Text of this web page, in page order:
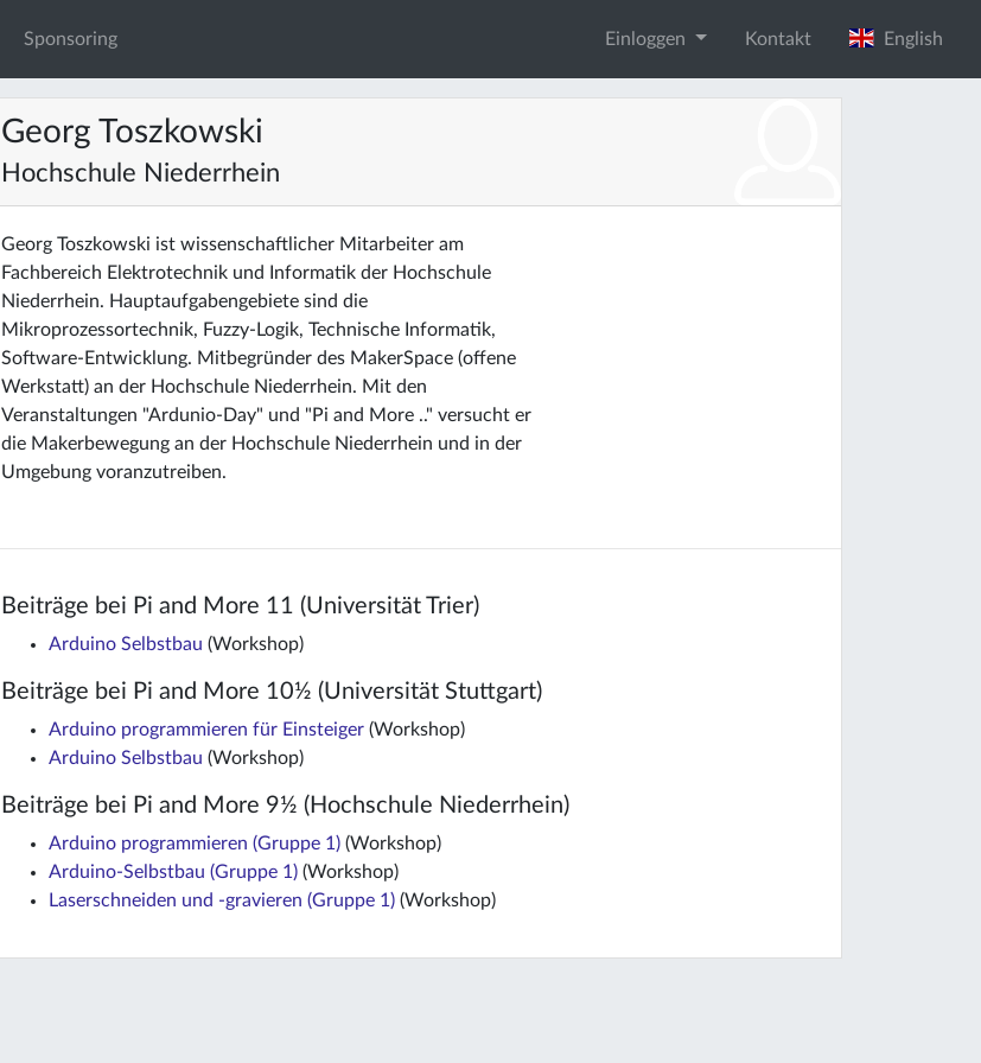
Sponsoring Einloggen Kontakt English
Georg Toszkowski
Hochschule Niederrhein
Georg Toszkowski ist wissenschaftlicher Mitarbeiter am
Fachbereich Elektrotechnik und Informatik der Hochschule
Niederrhein. Hauptaufgabengebiete sind die
Mikroprozessortechnik, Fuzzy-Logik, Technische Informatik,
Software-Entwicklung. Mitbegründer des MakerSpace (offene
Werkstatt) an der Hochschule Niederrhein. Mit den
Veranstaltungen "Ardunio-Day" und "Pi and More .." versucht er
die Makerbewegung an der Hochschule Niederrhein und in der
Umgebung voranzutreiben.
Beiträge bei Pi and More 11 (Universität Trier)
Arduino Selbstbau (Workshop)
Beiträge bei Pi and More 10½ (Universität Stuttgart)
Arduino programmieren für Einsteiger (Workshop)
Arduino Selbstbau (Workshop)
Beiträge bei Pi and More 9½ (Hochschule Niederrhein)
Arduino programmieren (Gruppe 1) (Workshop)
Arduino-Selbstbau (Gruppe 1) (Workshop)
Laserschneiden und -gravieren (Gruppe 1) (Workshop)